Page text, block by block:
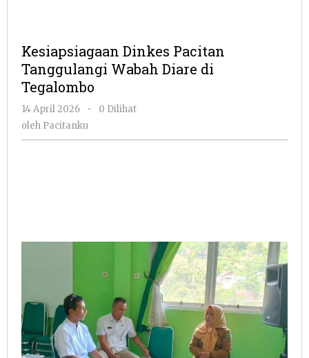
Kesiapsiagaan Dinkes Pacitan
Tanggulangi Wabah Diare di
Tegalombo
14 April 2026
oleh
Pacitanku
-
0 Dilihat
oleh Pacitanku